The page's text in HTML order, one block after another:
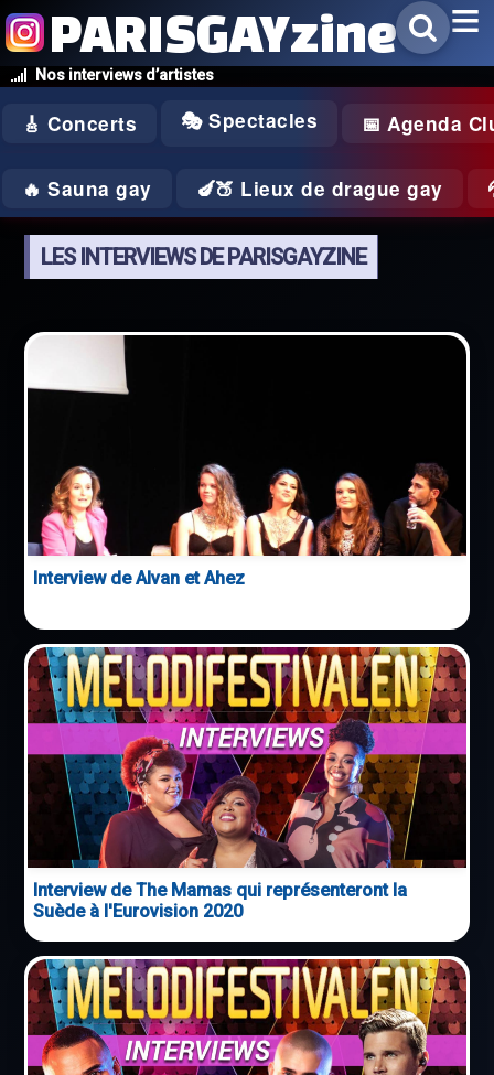
Nos interviews d’artistes
PARISGAYzine
🎸 Concerts 🎭 Spectacles 📅 Agenda
🔥 Sauna gay 🍆🍑 Lieux de drague gay
LES INTERVIEWS DE PARISGAYZINE
Interview de Alvan et Ahez
Interview de The Mamas qui représenteront la
Suède à l'Eurovision 2020